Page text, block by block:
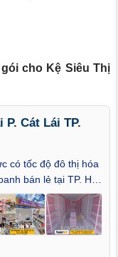
cho Kệ Siêu Thị
Cát Lái TP.
có tốc độ đô thị hóa
bán lẻ tại TP. HỒ
tại P. Cát Lái, TP.
các cửa hàng
hàng hóa và mang
dân.